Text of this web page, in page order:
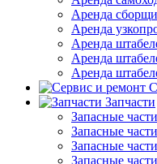
Аренда
Аренда
Аренда
Аренда
Аренда
Запчасти
Запасные
Запасные
Запасные
Запасные